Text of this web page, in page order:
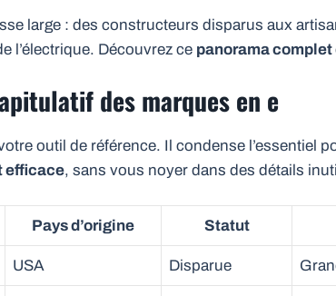
large : des constructeurs disparus aux
l’électrique. Découvrez ce panorama
des marques en e
outil de référence. Il condense l’essentiel
efficace, sans vous noyer dans des détails
Pays d’origine Statut
USA Disparue